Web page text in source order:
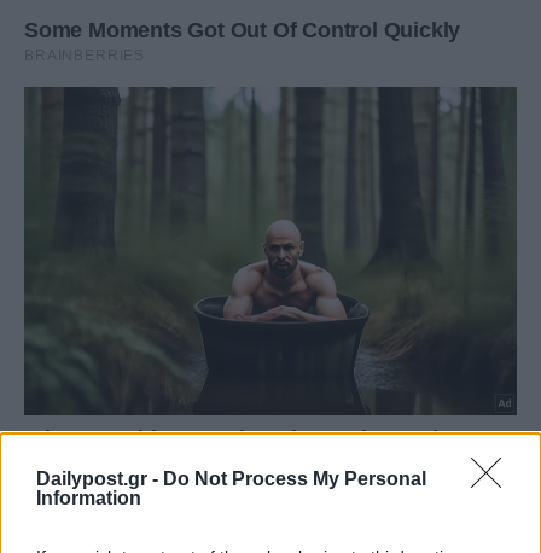
Dailypost.gr - Do Not Process My Personal
Information